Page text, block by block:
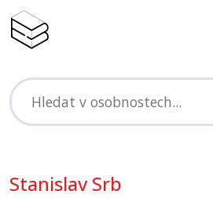
Stanislav Srb